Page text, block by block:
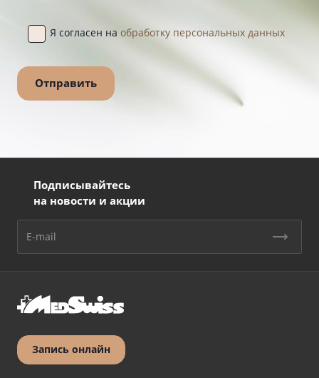
Я согласен на обработку персональных данных
Подписывайтесь
на новости и акции
Запись онлайн